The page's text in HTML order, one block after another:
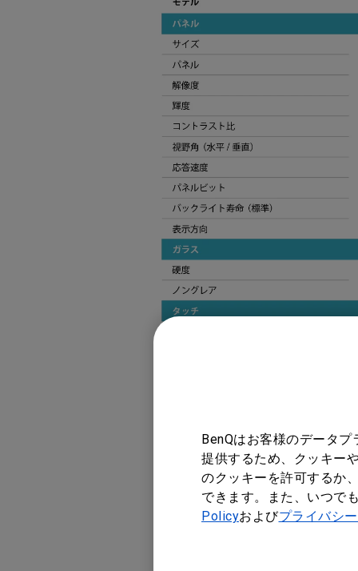
BenQはお客様のデータ
提供するため、クッキー
のクッキーを許可するか
できます。また、いつで
Policyおよびプライバシ